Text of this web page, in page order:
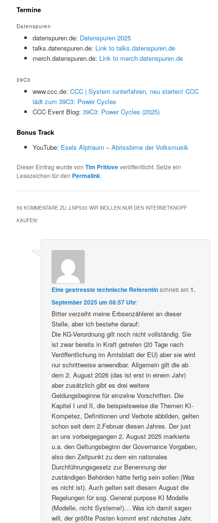
Termine
Datenspuren
datenspuren.de: Datenspuren 2025
talks.datenspuren.de: Link to talks.datenspuren.de
merch.datenspuren.de: Link to merch.datenspuren.de
39C3
www.ccc.de: CCC | System runterfahren, neu starten! CCC
lädt zum 39C3: Power Cycles
CCC Event Blog: 39C3: Power Cycles (2025)
Bonus Track
YouTube: Esels Alptraum – Abrissbirne der Volksmusik
Dieser Eintrag wurde vonTim Pritloveveröffentlicht. Setze ein
Lesezeichen für den Permalink.
59 KOMMENTARE ZU „LNP530 WIR WOLLEN NUR DEN INTERNETKNOPF
KAUFEN“
Eine gestresste technische Referentinschriebam1.
September 2025 um 08:57 Uhr:
Bitter verzeiht meine Erbsenzählerei an dieser
Stelle, aber ich bestehe darauf:
Die KG-Verordnung gilt noch nicht vollständig. Sie
ist zwar bereits in Kraft getreten (20 Tage nach
Veröffentlichung im Amtsblatt der EU) aber sie wird
nur schrittweise anwendbar. Allgemein gilt die ab
dem 2. August 2026 (das ist erst in einem Jahr)
aber zusätzlich gibt es drei weitere
Geldungsbeginne für einzelne Vorschriften. Die
Kapitel I und II, die beispielsweise die Themen KI-
Kompetez, Definitionen und Verbote abbilden, gelten
schon seit dem 2.Februar diesen Jahres. Der just
an uns vorbeigegangen 2. August 2025 markierte
u.a. den Geltungsbeginn der Governance Vorgaben,
also den Zeitpunkt zu dem ein nationales
Durchführungsgesetz zur Benennung der
zuständigen Behörden hätte fertig sein sollen (Was
es nicht ist). Auch gelten seit diesem August die
Regelungen für sog. General purpose KI Modelle
(Modelle, nicht Systeme!)… Was ich damit sagen
will, der größte Posten kommt erst nächstes Jahr.